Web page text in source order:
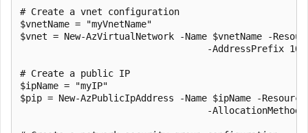
# Create a vnet configuration
$vnetName = "myVnetName"
$vnet = New-AzVirtualNetwork -Name $vnetName -
-AddressPrefix
# Create a public IP
$ipName = "myIP"
$pip = New-AzPublicIpAddress -Name $ipName -
-AllocationMethod